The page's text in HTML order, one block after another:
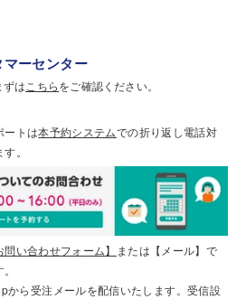
ーセンター
ずは こちらをご確認ください。
ートは本予約システムでの折り返し電話対
。
問い合わせフォーム】 または【メール】で
から受注メールを配信いたします。受信設